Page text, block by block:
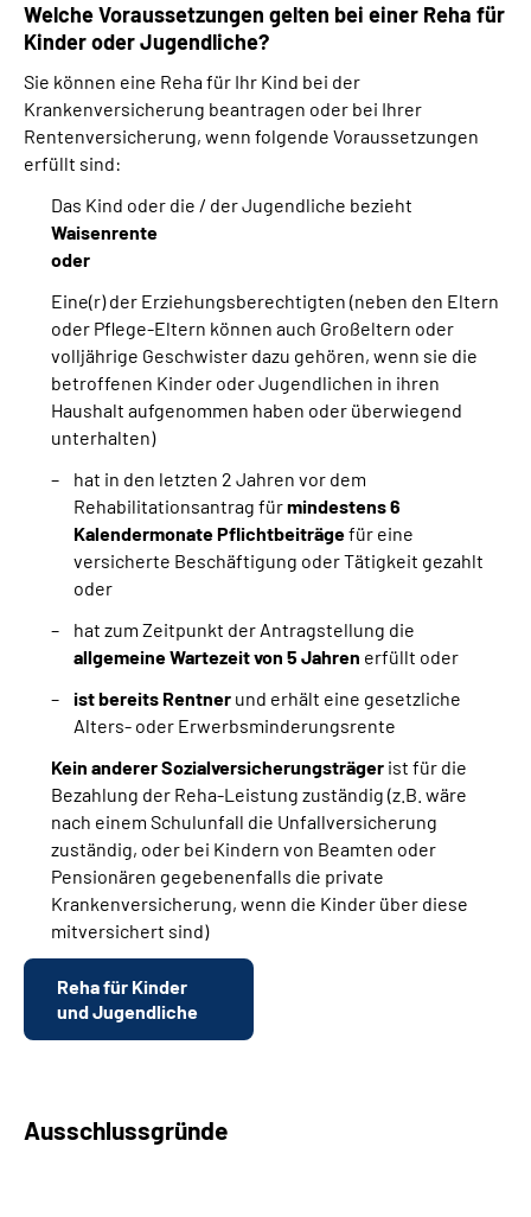
Welche Voraussetzungen gelten bei einer Reha für
Kinder oder Jugendliche?
Sie können eine Reha für Ihr Kind bei der
Krankenversicherung beantragen oder bei Ihrer
Rentenversicherung, wenn folgende Voraussetzungen
erfüllt sind:
Das Kind oder die / der Jugendliche bezieht
Waisenrente
oder
Eine(r) der Erziehungsberechtigten (neben den Eltern
oder Pflege-Eltern können auch Großeltern oder
volljährige Geschwister dazu gehören, wenn sie die
betroffenen Kinder oder Jugendlichen in ihren
Haushalt aufgenommen haben oder überwiegend
unterhalten)
hat in den letzten 2 Jahren vor dem
Rehabilitationsantrag fürmindestens 6
Kalendermonate Pflichtbeiträgefür eine
versicherte Beschäftigung oder Tätigkeit gezahlt
oder
hat zum Zeitpunkt der Antragstellung die
allgemeine Wartezeit von 5 Jahren erfüllt oder
ist bereits Rentner und erhält eine gesetzliche
Alters- oder Erwerbsminderungsrente
Kein anderer Sozialversicherungsträger ist für die
Bezahlung der Reha-Leistung zuständig (z.B. wäre
nach einem Schulunfall die Unfallversicherung
zuständig, oder bei Kindern von Beamten oder
Pensionären gegebenenfalls die private
Krankenversicherung, wenn die Kinder über diese
mitversichert sind)
Reha für Kinder
und Jugendliche
Ausschlussgründe